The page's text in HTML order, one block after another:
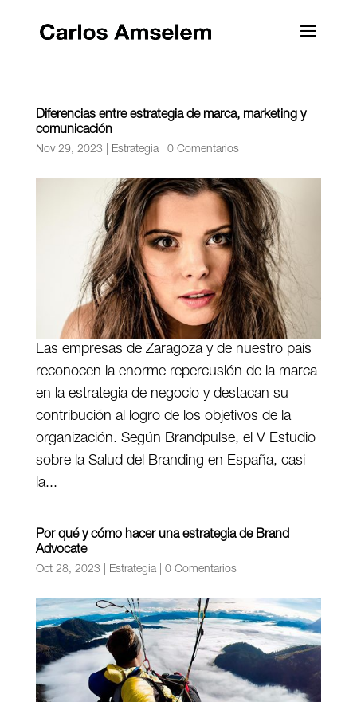
Diferencias entre estrategia de marca, marketing y
comunicación
Nov 29, 2023 Estrategia| 0 Comentarios
Las empresas de Zaragoza y de nuestro país
reconocen la enorme repercusión de la marca
en la estrategia de negocio y destacan su
contribución al logro de los objetivos de la
organización. Según Brandpulse, el V Estudio
sobre la Salud del Branding en España, casi
la...
Por qué y cómo hacer una estrategia de Brand
Advocate
Oct 28, 2023 Estrategia| 0 Comentarios